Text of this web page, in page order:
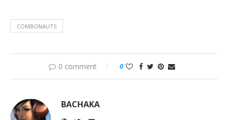
COMBONAUTS
0 comment 0
BACHAKA